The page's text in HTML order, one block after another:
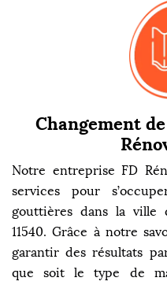
Changement
Notre entreprise FD
services pour
gouttières dans la ville
11540. Grâce à notre
garantir des résultats
que soit le type de